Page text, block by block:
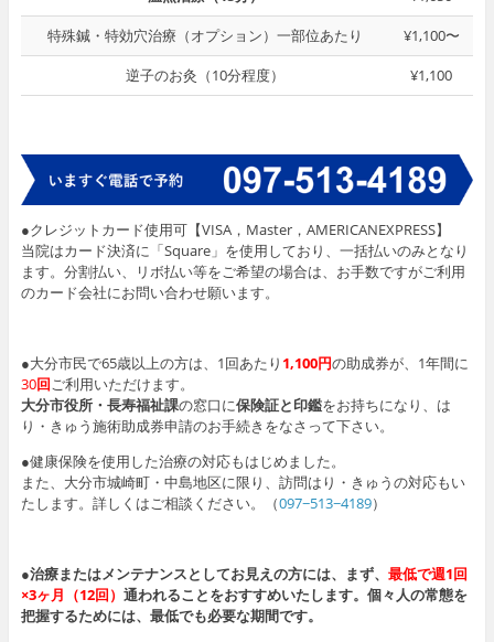
特殊鍼・特効穴治療（オプション）一部位あたり
¥1,100〜
逆子のお灸（10分程度）
¥1,100
●クレジットカード使用可【VISA，Master，AMERICANEXPRESS】
当院はカード決済に「Square」を使用しており、一括払いのみとなり
ます。分割払い、リボ払い等をご希望の場合は、お手数ですがご利用
のカード会社にお問い合わせ願います。
●大分市民で65歳以上の方は、1回あたり 1,100円の助成券が、1年間に
30回ご利用いただけます。
大分市役所・長寿福祉課の窓口に保険証と印鑑をお持ちになり、は
り・きゅう施術助成券申請のお手続きをなさって下さい。
●健康保険を使用した治療の対応もはじめました。
また、大分市城崎町・中島地区に限り、訪問はり・きゅうの対応もい
たします。詳しくはご相談ください。（097−513−4189）
●治療またはメンテナンスとしてお見えの方には、まず、 最低で週1回
×3ヶ月（12回） 通われることをおすすめいたします。 個々人の常態を
把握するためには、最低でも必要な期間です。